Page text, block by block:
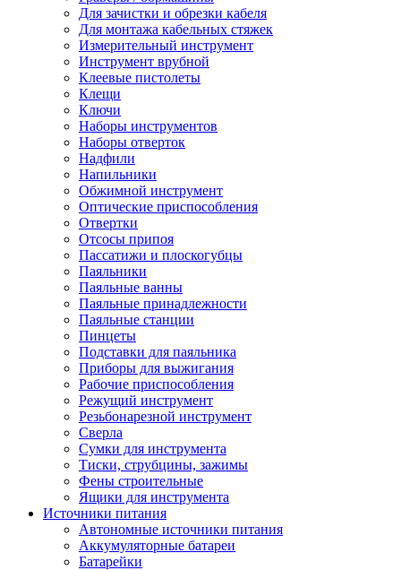
Для зачистки и обрезки кабеля
Для монтажа кабельных стяжек
Измерительный инструмент
Инструмент врубной
Клеевые пистолеты
Клещи
Ключи
Наборы инструментов
Наборы отверток
Надфили
Напильники
Обжимной инструмент
Оптические приспособления
Отвертки
Отсосы припоя
Пассатижи и плоскогубцы
Паяльники
Паяльные ванны
Паяльные принадлежности
Паяльные станции
Пинцеты
Подставки для паяльника
Приборы для выжигания
Рабочие приспособления
Режущий инструмент
Резьбонарезной инструмент
Сверла
Сумки для инструмента
Тиски, струбцины, зажимы
Фены строительные
Ящики для инструмента
Источники питания
Автономные источники питания
Аккумуляторные батареи
Батарейки